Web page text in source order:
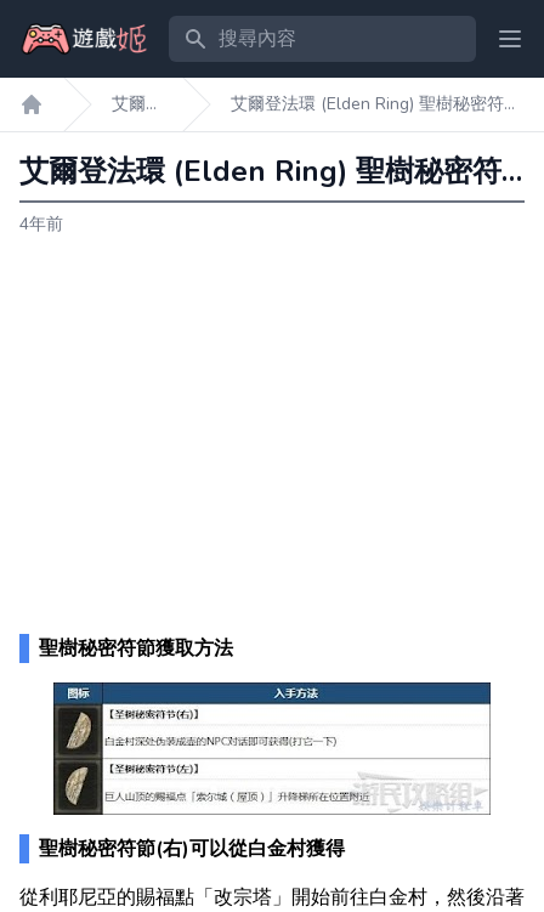
搜尋內容
遊戲姬首頁
艾爾登
法環
艾爾登法環 (Elden Ring) 聖樹秘密符節
作用及獲取方法
艾爾登法環 (Elden Ring) 聖樹秘密符節作用及獲取方法
4年前
聖樹秘密符節獲取方法
聖樹秘密符節(右)可以從白金村獲得
從利耶尼亞的賜福點「改宗塔」開始前往白金村，然後沿著